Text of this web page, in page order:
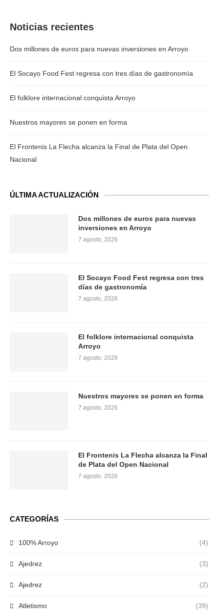
Noticias recientes
Dos millones de euros para nuevas inversiones en Arroyo
El Socayo Food Fest regresa con tres días de gastronomía
El folklore internacional conquista Arroyo
Nuestros mayores se ponen en forma
El Frontenis La Flecha alcanza la Final de Plata del Open
Nacional
ÚLTIMA ACTUALIZACIÓN
Dos millones de euros para nuevas
inversiones en Arroyo
7 agosto, 2026
El Socayo Food Fest regresa con tres
días de gastronomía
7 agosto, 2026
El folklore internacional conquista
Arroyo
7 agosto, 2026
Nuestros mayores se ponen en forma
7 agosto, 2026
El Frontenis La Flecha alcanza la Final
de Plata del Open Nacional
7 agosto, 2026
CATEGORÍAS
100% Arroyo (4)
Ajedrez (3)
Ajedrez (2)
Atletismo (39)